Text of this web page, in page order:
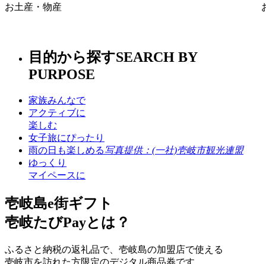
お土産・物産
目的から探すSEARCH BY
PURPOSE
家族みんなで
アクティブに
楽しむ
女子旅にぴったり
雨の日も楽しめる写真提供：(一社)壱岐市観光連盟
ゆっくり
マイペースに
壱岐島e街ギフト
壱岐たびPayとは？
ふるさと納税の返礼品で、壱岐島の加盟店で使える
壱岐市を訪れた方限定のデジタル商品券です。